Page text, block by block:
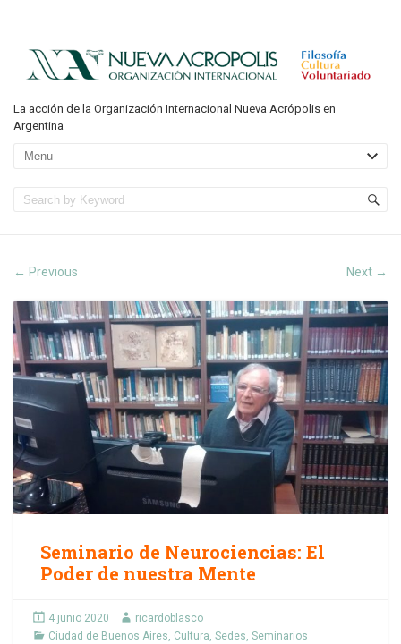
La acción de la Organización Internacional Nueva Acrópolis en
Argentina
← Previous Next →
Seminario de Neurociencias: El
Poder de nuestra Mente
4 junio 2020
ricardoblasco
Ciudad de Buenos Aires, Cultura, Sedes, Seminarios